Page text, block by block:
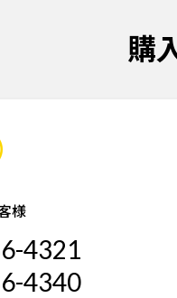
購
様
4321
4340